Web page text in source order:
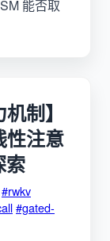
能否取
制】
性注意
索
#rwkv
#gated-